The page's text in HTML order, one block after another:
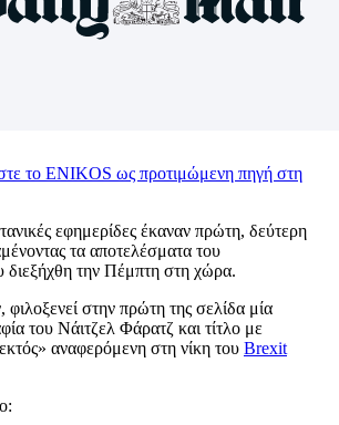
το ENIKOS ως προτιμώμενη πηγή στη
εφημερίδες έκαναν πρώτη, δεύτερη
τα αποτελέσματα του
διεξήχθη την Πέμπτη στη χώρα.
φιλοξενεί στην πρώτη της σελίδα μία
του Νάιτζελ Φάρατζ και τίτλο με
αναφερόμενη στη νίκη του Brexit